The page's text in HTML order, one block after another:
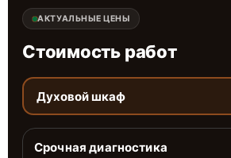
АКТУАЛЬНЫЕ ЦЕНЫ
Стоимость работ
Духовой шкаф
Срочная диагностика